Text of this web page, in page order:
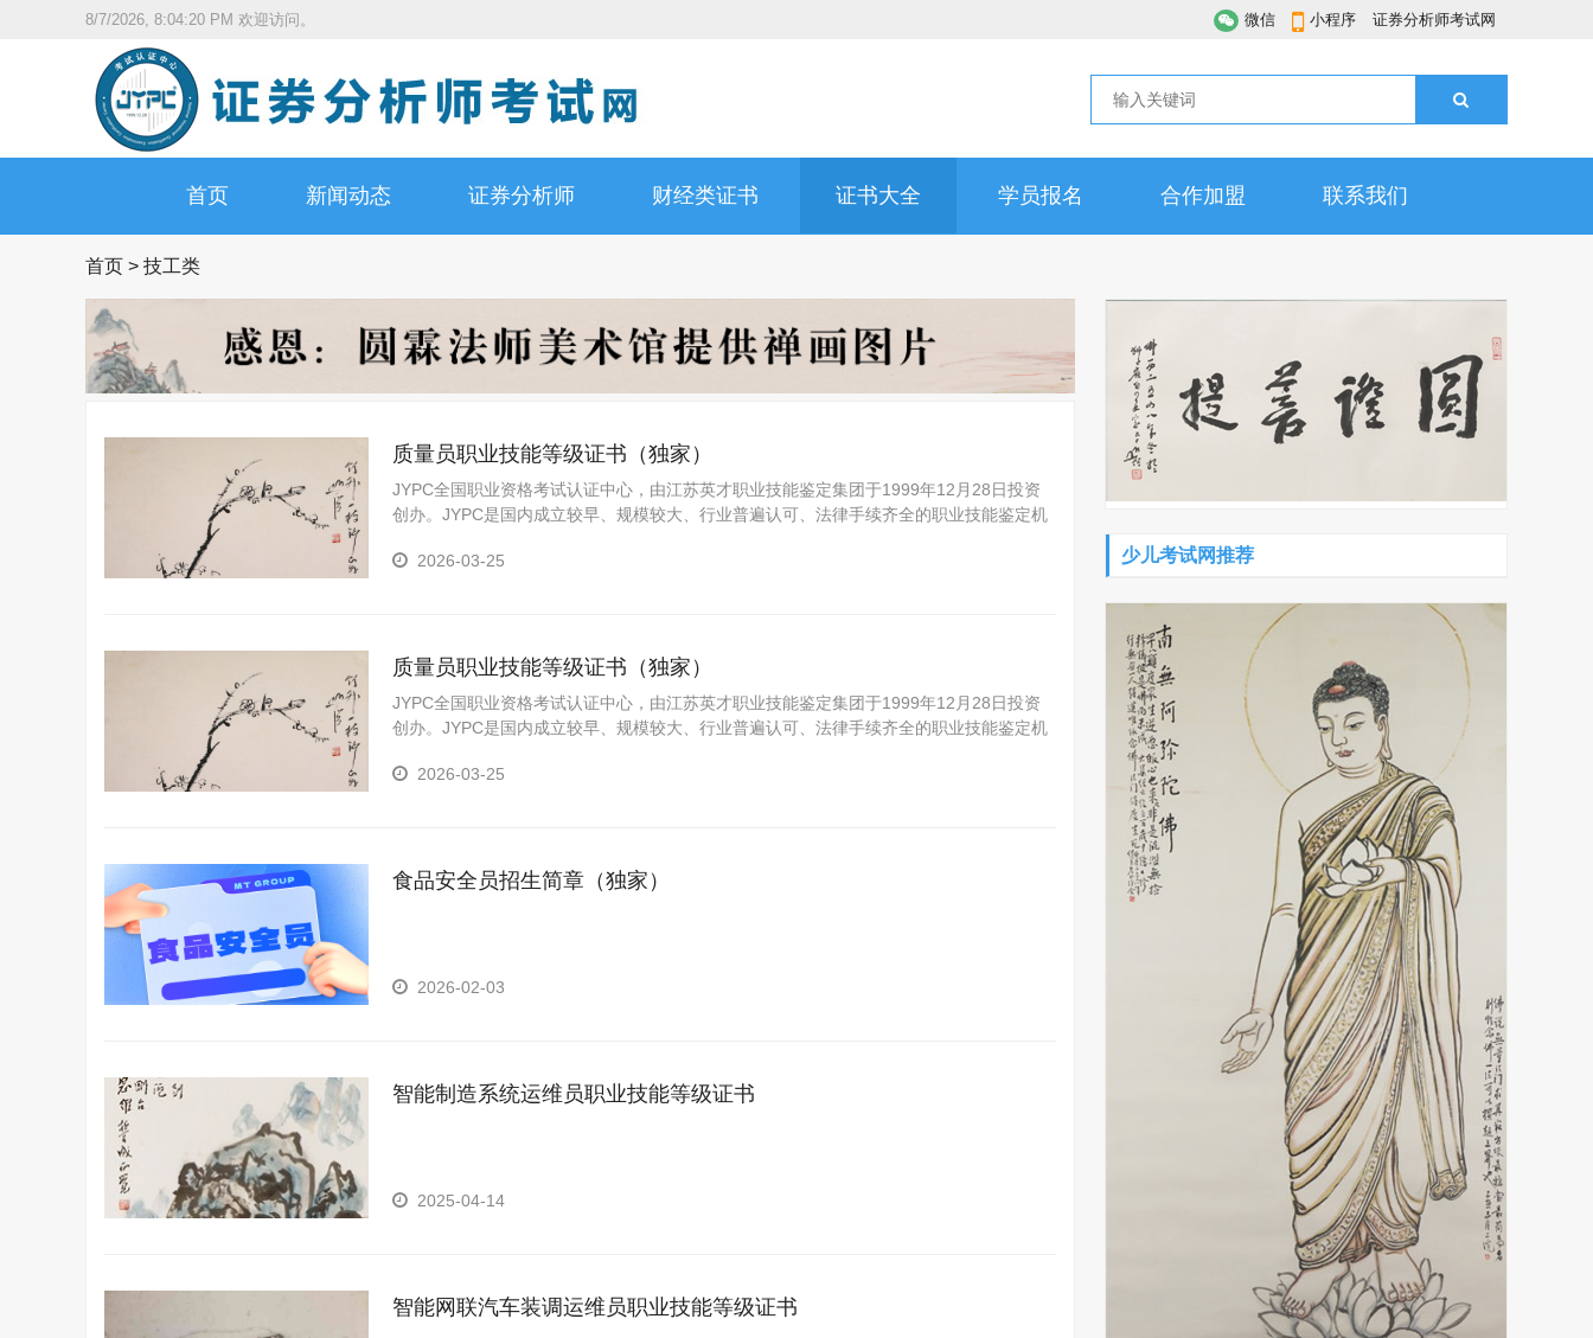
8/7/2026, 8:04:21 PM 欢迎访问。 微信 小程序 证券分析师考试网
首页 新闻动态 证券分析师 财经类证书 证书大全 学员报名 合作加盟 联系我们
首页 > 技工类
质量员职业技能等级证书（独家）
JYPC全国职业资格考试认证中心，由江苏英才职业技能鉴定集团于1999年12月28日投资
创办。JYPC是国内成立较早、规模较大、行业普遍认可、法律手续齐全的职业技能鉴定机
2026-03-25
质量员职业技能等级证书（独家）
JYPC全国职业资格考试认证中心，由江苏英才职业技能鉴定集团于1999年12月28日投资
创办。JYPC是国内成立较早、规模较大、行业普遍认可、法律手续齐全的职业技能鉴定机
2026-03-25
食品安全员招生简章（独家）
2026-02-03
智能制造系统运维员职业技能等级证书
2025-04-14
智能网联汽车装调运维员职业技能等级证书
少儿考试网推荐